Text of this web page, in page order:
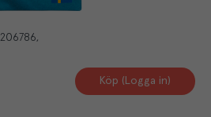
206786
Köp (Logga in)